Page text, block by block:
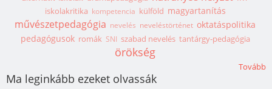
iskolakritika kompetencia külföld magyartanítás
művészetpedagógia nevelés neveléstörténet oktatáspolitika
pedagógusok romák SNI szabad nevelés tantárgy-pedagógia
örökség
Tovább
Ma leginkább ezeket olvassák